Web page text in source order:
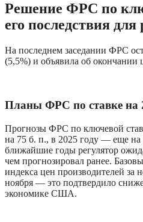
Решение ФРС по
его последствия
На последнем заседании ФРС
(5,5%) и объявила об окончании
Планы ФРС по ставке на
Прогнозы ФРС по ключевой
на 75 б. п., в 2025 году — еще
ближайшие годы регулятор
чем прогнозировал ранее.
индекса цен производителей за
ноября — это подтвердило
экономике США.